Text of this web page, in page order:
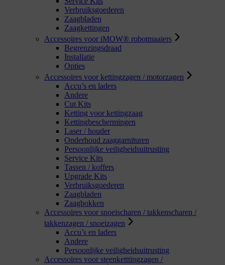
Verbruiksgoederen
Zaagbladen
Zaagkettingen
Accessoires voor iMOW® robotmaaiers
Begrenzingsdraad
Installatie
Opties
Accessoires voor kettingzagen / motorzagen
Accu’s en laders
Andere
Cut Kits
Ketting voor kettingzaag
Kettingbeschermingen
Laser / houder
Onderhoud zaaggarnituren
Persoonlijke veiligheidsuitrusting
Service Kits
Tassen / koffers
Upgrade Kits
Verbruiksgoederen
Zaagbladen
Zaagbokken
Accessoires voor snoeischaren / takkenscharen /
takkenzagen / snoeizagen
Accu’s en laders
Andere
Persoonlijke veiligheidsuitrusting
Accessoires voor steenketttingzagen /